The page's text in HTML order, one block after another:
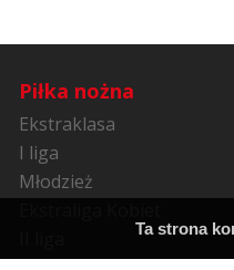
Piłka nożna
Ekstraklasa
I liga
Młodzież
Ta strona